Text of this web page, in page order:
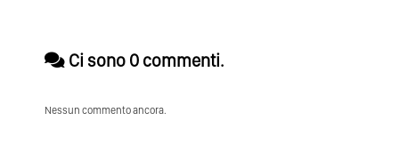
Ci sono 0 commenti.
Nessun commento ancora.